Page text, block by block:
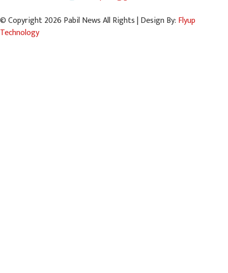
© Copyright 2026 Pabil News All Rights | Design By: Flyup
Technology